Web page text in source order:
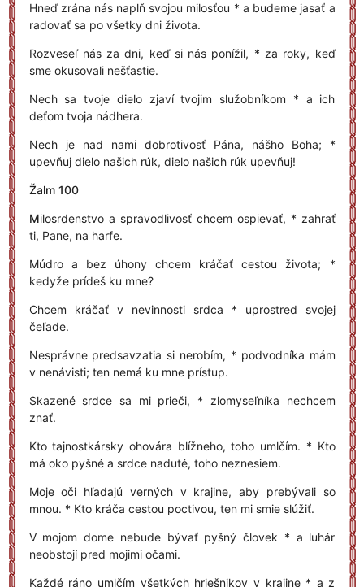
Hneď zrána nás naplň svojou milosťou * a budeme jasať a
radovať sa po všetky dni života.
Rozveseľ nás za dni, keď si nás ponížil, * za roky, keď
sme okusovali nešťastie.
Nech sa tvoje dielo zjaví tvojim služobníkom * a ich
deťom tvoja nádhera.
Nech je nad nami dobrotivosť Pána, nášho Boha; *
upevňuj dielo našich rúk, dielo našich rúk upevňuj!
Žalm 100
Milosrdenstvo a spravodlivosť chcem ospievať, * zahrať
ti, Pane, na harfe.
Múdro a bez úhony chcem kráčať cestou života; *
kedyže prídeš ku mne?
Chcem kráčať v nevinnosti srdca * uprostred svojej
čeľade.
Nesprávne predsavzatia si nerobím, * podvodníka mám
v nenávisti; ten nemá ku mne prístup.
Skazené srdce sa mi prieči, * zlomyseľníka nechcem
znať.
Kto tajnostkársky ohovára blížneho, toho umlčím. * Kto
má oko pyšné a srdce naduté, toho neznesiem.
Moje oči hľadajú verných v krajine, aby prebývali so
mnou. * Kto kráča cestou poctivou, ten mi smie slúžiť.
V mojom dome nebude bývať pyšný človek * a luhár
neobstojí pred mojimi očami.
Každé ráno umlčím všetkých hriešnikov v krajine * a z